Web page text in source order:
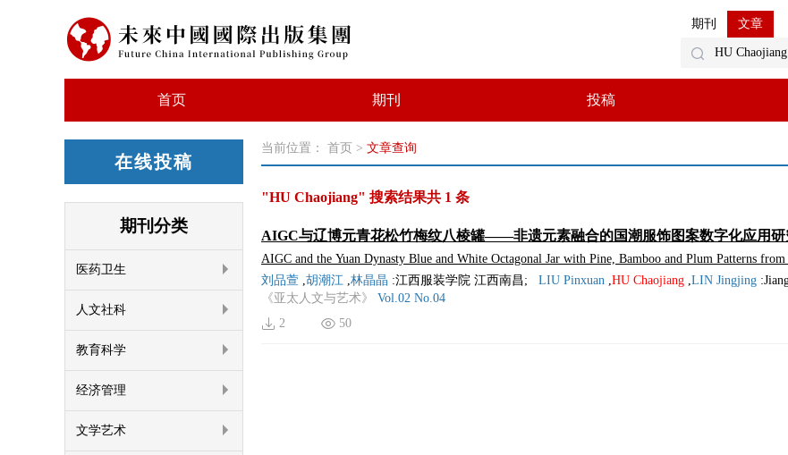
期刊 文章
首页 期刊 投稿
在线投稿
期刊分类
医药卫生
人文社科
教育科学
经济管理
文学艺术
当前位置： 首页 > 文章查询
"HU Chaojiang" 搜索结果共 1 条
AIGC与辽博元青花松竹梅纹八棱罐——非遗元素融合的国潮服饰图案数字化应用研
AIGC and the Yuan Dynasty Blue and White Octagonal Jar with Pine, Bamboo and Plum Patterns
Guochao Clothing Patterns Integrated with Intangible Cultural Heritage Elements
刘品萱 ,胡潮江 ,林晶晶 :江西服装学院 江西南昌 ; LIU Pinxuan ,HU Chaojiang ,LIN Jingjing :
《亚太人文与艺术》
Vol.02 No.04
2
50